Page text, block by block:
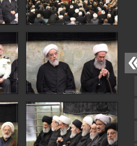
صفحه نخست
تماس با ما